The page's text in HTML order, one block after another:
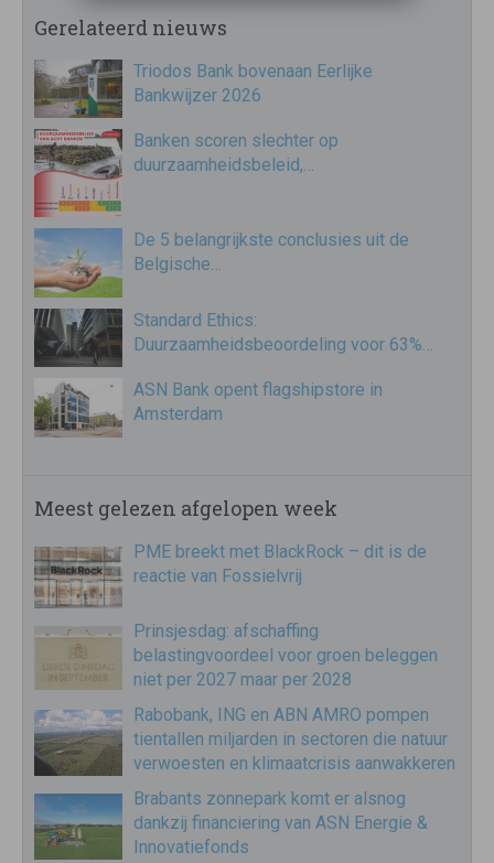
Gerelateerd nieuws
Triodos Bank bovenaan Eerlijke
Bankwijzer 2026
Banken scoren slechter op
duurzaamheidsbeleid,…
De 5 belangrijkste conclusies uit de
Belgische…
Standard Ethics:
Duurzaamheidsbeoordeling voor 63%…
ASN Bank opent flagshipstore in
Amsterdam
Meest gelezen afgelopen week
PME breekt met BlackRock – dit is de
reactie van Fossielvrij
Prinsjesdag: afschaffing
belastingvoordeel voor groen beleggen
niet per 2027 maar per 2028
Rabobank, ING en ABN AMRO pompen
tientallen miljarden in sectoren die natuur
verwoesten en klimaatcrisis aanwakkeren
Brabants zonnepark komt er alsnog
dankzij financiering van ASN Energie &
Innovatiefonds